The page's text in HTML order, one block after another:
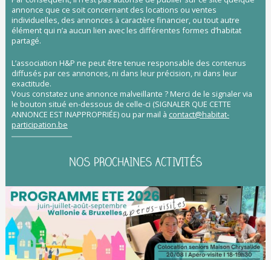
annonce que ce soit concernant des locations ou ventes
individuelles, des annonces à caractère financier, ou tout autre
élément qui n’a aucun lien avec les différentes formes d’habitat
partagé.
L’association H&P ne peut être tenue responsable des contenus
diffusés par ces annonces, ni dans leur précision, ni dans leur
exactitude.
Vous constatez une annonce malveillante ? Merci de le signaler via
le bouton situé en-dessous de celle-ci (SIGNALER QUE CETTE
ANNONCE EST INAPPROPRIÉE) ou par mail à contact@habitat-
participation.be
NOS PROCHAINES ACTIVITÉS